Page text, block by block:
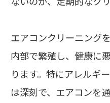
エアコンクリーニング
内部で繁殖し、健康に
ります。特にアレルギ
は深刻で、エアコンを